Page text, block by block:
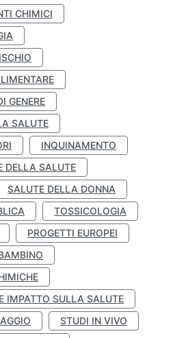
CHIMICI
GENERE
SALUTE
INQUINAMENTO
DELLA SALUTE
SALUTE DELLA DONNA
TOSSICOLOGIA
PROGETTI EUROPEI
IMPATTO SULLA SALUTE
STUDI IN VIVO